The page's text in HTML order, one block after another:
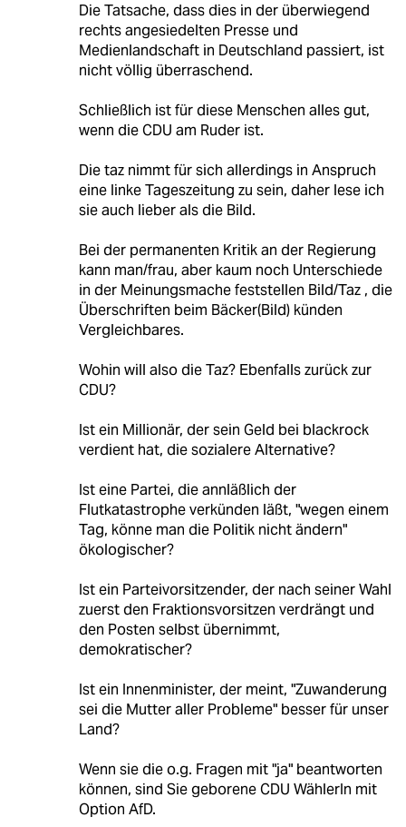
Die Tatsache, dass dies in der überwiegend
rechts angesiedelten Presse und
Medienlandschaft in Deutschland passiert, ist
nicht völlig überraschend.
Schließlich ist für diese Menschen alles gut,
wenn die CDU am Ruder ist.
Die taz nimmt für sich allerdings in Anspruch
eine linke Tageszeitung zu sein, daher lese ich
sie auch lieber als die Bild.
Bei der permanenten Kritik an der Regierung
kann man/frau, aber kaum noch Unterschiede
in der Meinungsmache feststellen Bild/Taz , die
Überschriften beim Bäcker(Bild) künden
Vergleichbares.
Wohin will also die Taz? Ebenfalls zurück zur
CDU?
Ist ein Millionär, der sein Geld bei blackrock
verdient hat, die sozialere Alternative?
Ist eine Partei, die annläßlich der
Flutkatastrophe verkünden läßt, "wegen einem
Tag, könne man die Politik nicht ändern"
ökologischer?
Ist ein Parteivorsitzender, der nach seiner Wahl
zuerst den Fraktionsvorsitzen verdrängt und
den Posten selbst übernimmt,
demokratischer?
Ist ein Innenminister, der meint, "Zuwanderung
sei die Mutter aller Probleme" besser für unser
Land?
Wenn sie die o.g. Fragen mit "ja" beantworten
können, sind Sie geborene CDU WählerIn mit
Option AfD.